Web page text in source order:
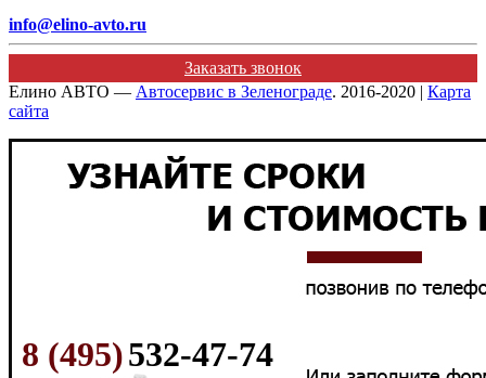
info@elino-avto.ru
Заказать звонок
Елино АВТО — Автосервис в Зеленограде. 2016-2020 | Карта
сайта
8 (495)532-47-74